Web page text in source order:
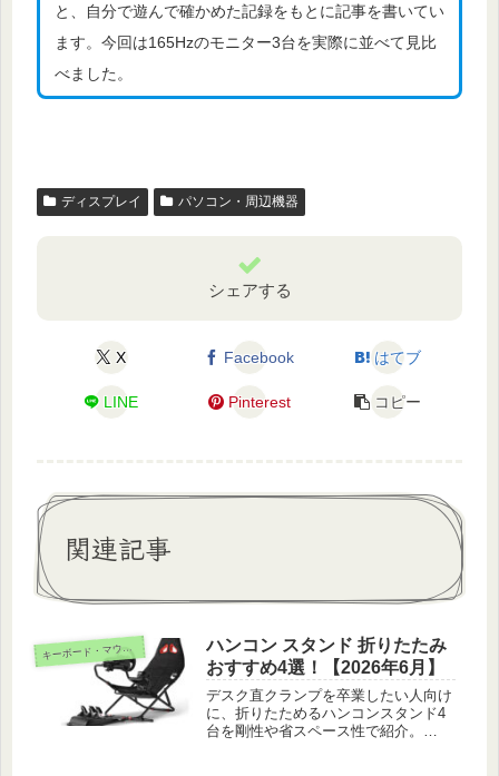
と、自分で遊んで確かめた記録をもとに記事を書いてい
ます。今回は165Hzのモニター3台を実際に並べて見比
べました。
ディスプレイ パソコン・周辺機器
シェアする
X Facebook はてブ
LINE Pinterest コピー
関連記事
キーボード・マウス・入力機器
ハンコン スタンド 折りたたみ
おすすめ4選！【2026年6月】
デスク直クランプを卒業したい人向け
に、折りたためるハンコンスタンド4
台を剛性や省スペース性で紹介。